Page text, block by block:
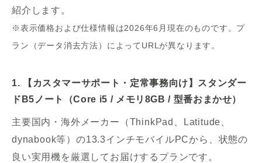
紹介します。
※表示価格および仕様情報は2026年6月現在のものです。プ
ラン（データ消去方法）によってURLが異なります。
1. 【カスタマーサポート・定常事務向け】スタンダー
ドB5ノート（Core i5 / メモリ8GB / 型番おまかせ）
主要国内・海外メーカー（ThinkPad、Latitude、
dynabook等）の13.3インチモバイルPCから、状態の
良い実用機を厳選してお届けするプランです。